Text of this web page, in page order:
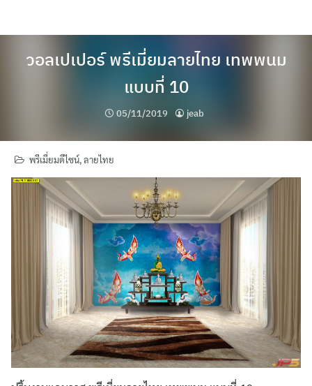
วอลเปเปอร์ พรีเมี่ยมลายไทย เทพพนม
แบบที่ 10
05/11/2019 jeab
พรีเมี่ยมดีไซน์,ลายไทย